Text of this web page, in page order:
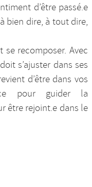
d’être passé.e
bien dire, à tout dire,
se recomposer. Avec
s’ajuster dans ses
d’être dans vos
pour guider la
être rejoint.e dans le